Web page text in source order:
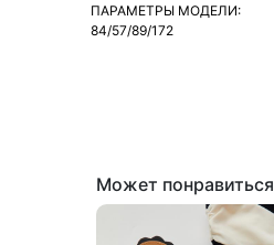
ПАРАМЕТРЫ МОДЕЛИ:
84/57/89/172
Может понравиться